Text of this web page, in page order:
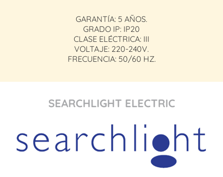
GARANTÍA: 5 AÑOS.
GRADO IP: IP20
CLASE ELÉCTRICA: III
VOLTAJE: 220-240V.
FRECUENCIA: 50/60 HZ.
SEARCHLIGHT ELECTRIC